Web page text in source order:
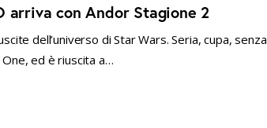
arriva con Andor Stagione 2
dell’universo di Star Wars. Seria, cupa, senza
ed è riuscita a…